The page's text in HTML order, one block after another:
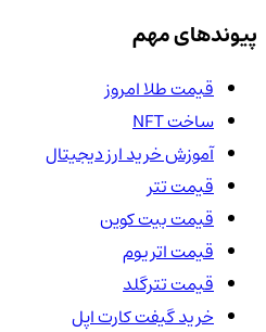
پیوندهای مهم
قیمت طلا امروز
ساخت NFT
آموزش خرید ارز دیجیتال
قیمت تتر
قیمت بیت کوین
قیمت اتریوم
قیمت تترگلد
خرید گیفت کارت اپل